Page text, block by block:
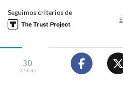
Seguimos criterios de
30
visitas